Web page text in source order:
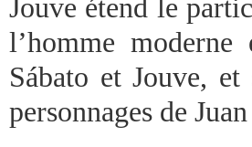
Jouve étend le
l’homme
Sábato et Jouve,
personnages de